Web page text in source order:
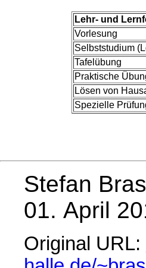
Lehr- und
Vorlesung
Selbststudium
Tafelübung
Praktische
Lösen von
Spezielle
Stefan
01. April
Original URL: